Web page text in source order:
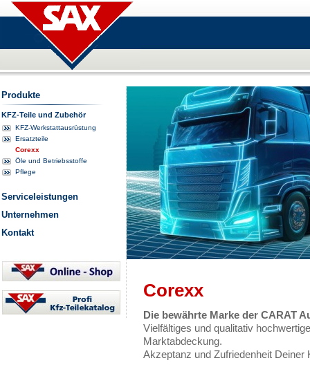
Produkte
KFZ-Teile und Zubehör
KFZ-Werkstattausrüstung
Ersatzteile
Corexx
Öle und Betriebsstoffe
Pflege
Serviceleistungen
Unternehmen
Kontakt
Corexx
Die bewährte Marke der CARAT
Vielfältiges und qualitativ
Marktabdeckung.
Akzeptanz und Zufriedenheit Deiner